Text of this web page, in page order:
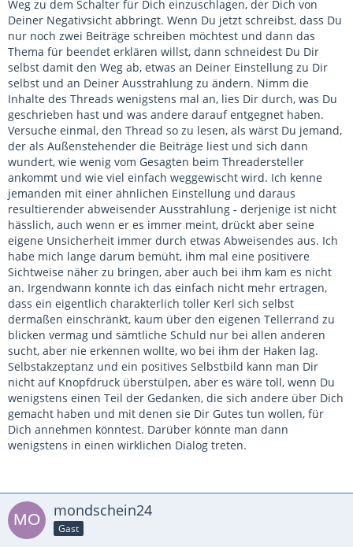
Weg zu dem Schalter für Dich einzuschlagen, der Dich von
Deiner Negativsicht abbringt. Wenn Du jetzt schreibst, dass Du
nur noch zwei Beiträge schreiben möchtest und dann das
Thema für beendet erklären willst, dann schneidest Du Dir
selbst damit den Weg ab, etwas an Deiner Einstellung zu Dir
selbst und an Deiner Ausstrahlung zu ändern. Nimm die
Inhalte des Threads wenigstens mal an, lies Dir durch, was Du
geschrieben hast und was andere darauf entgegnet haben.
Versuche einmal, den Thread so zu lesen, als wärst Du jemand,
der als Außenstehender die Beiträge liest und sich dann
wundert, wie wenig vom Gesagten beim Threadersteller
ankommt und wie viel einfach weggewischt wird. Ich kenne
jemanden mit einer ähnlichen Einstellung und daraus
resultierender abweisender Ausstrahlung - derjenige ist nicht
hässlich, auch wenn er es immer meint, drückt aber seine
eigene Unsicherheit immer durch etwas Abweisendes aus. Ich
habe mich lange darum bemüht, ihm mal eine positivere
Sichtweise näher zu bringen, aber auch bei ihm kam es nicht
an. Irgendwann konnte ich das einfach nicht mehr ertragen,
dass ein eigentlich charakterlich toller Kerl sich selbst
dermaßen einschränkt, kaum über den eigenen Tellerrand zu
blicken vermag und sämtliche Schuld nur bei allen anderen
sucht, aber nie erkennen wollte, wo bei ihm der Haken lag.
Selbstakzeptanz und ein positives Selbstbild kann man Dir
nicht auf Knopfdruck überstülpen, aber es wäre toll, wenn Du
wenigstens einen Teil der Gedanken, die sich andere über Dich
gemacht haben und mit denen sie Dir Gutes tun wollen, für
Dich annehmen könntest. Darüber könnte man dann
wenigstens in einen wirklichen Dialog treten.
mondschein24
Gast